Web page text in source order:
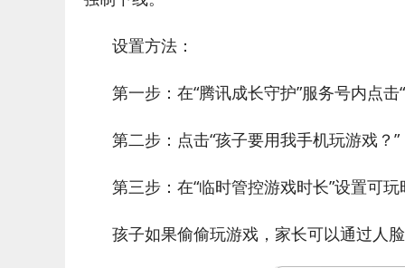
设置方法：
第一步：在“腾讯成长守护”服务号内点击
第二步：点击“孩子要用我手机玩游戏？”
第三步：在“临时管控游戏时长”设置可
孩子如果偷偷玩游戏，家长可以通过人